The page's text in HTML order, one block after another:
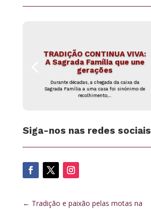
TRADIÇÃO CONTINUA VIVA:
A Sagrada Família que une
gerações
Durante décadas, a chegada da caixa da
Sagrada Família a uma casa foi sinónimo de
recolhimento,...
Siga-nos nas redes sociais
← Tradição e paixão pelas motas na